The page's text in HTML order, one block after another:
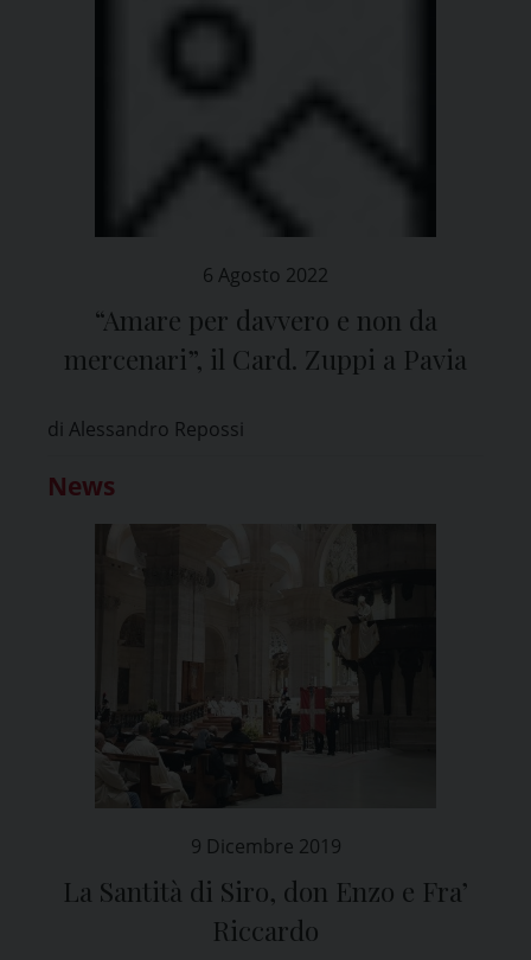
6 Agosto 2022
“Amare per davvero e non da
mercenari”, il Card. Zuppi a Pavia
di Alessandro Repossi
News
9 Dicembre 2019
La Santità di Siro, don Enzo e Fra’
Riccardo